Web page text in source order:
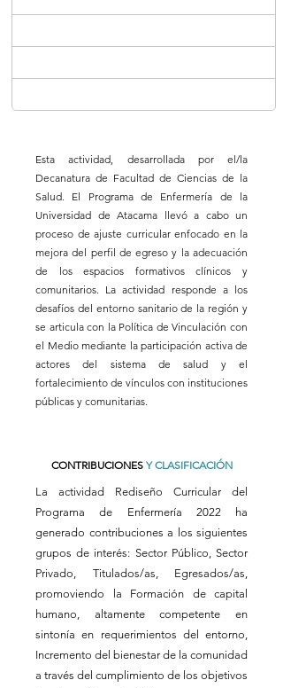
Esta actividad, desarrollada por el/la
Decanatura de Facultad de Ciencias de la
Salud. El Programa de Enfermería de la
Universidad de Atacama llevó a cabo un
proceso de ajuste curricular enfocado en la
mejora del perfil de egreso y la adecuación
de los espacios formativos clínicos y
comunitarios. La actividad responde a los
desafíos del entorno sanitario de la región y
se articula con la Política de Vinculación con
el Medio mediante la participación activa de
actores del sistema de salud y el
fortalecimiento de vínculos con instituciones
públicas y comunitarias.
CONTRIBUCIONES Y CLASIFICACIÓN
La actividad Rediseño Curricular del
Programa de Enfermería 2022 ha
generado contribuciones a los siguientes
grupos de interés: Sector Público, Sector
Privado, Titulados/as, Egresados/as,
promoviendo la Formación de capital
humano, altamente competente en
sintonía en requerimientos del entorno,
Incremento del bienestar de la comunidad
a través del cumplimiento de los objetivos